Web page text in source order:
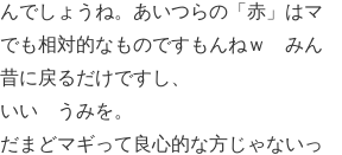
でしょうね。あいつらの「赤」はマ
も相対的なものですもんねｗ みん
に戻るだけですし、
い うみを。
まどマギって良心的な方じゃないっ